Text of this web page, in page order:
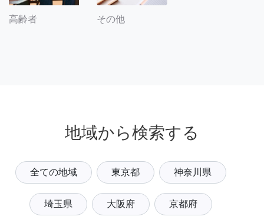
高齢者 その他
地域から検索する
全ての地域 東京都 神奈川県
埼玉県 大阪府 京都府